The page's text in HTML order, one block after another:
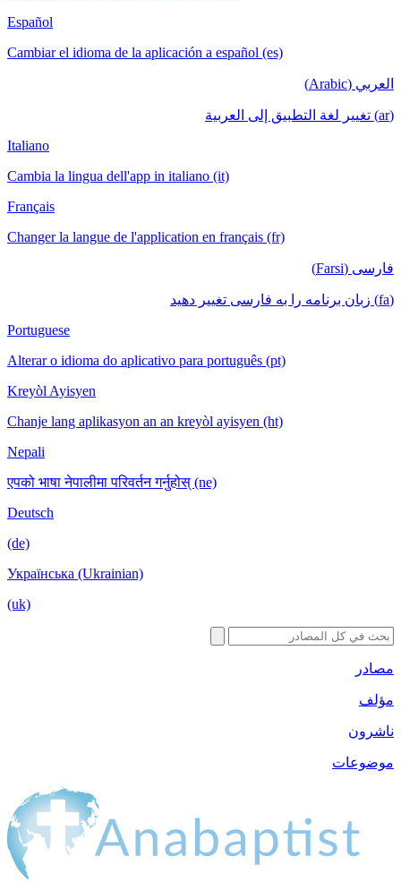
Español
Cambiar el idioma de la aplicación a español (es)
العربي (Arabic)
(ar) تغيير لغة التطبيق إلى العربية
Italiano
Cambia la lingua dell'app in italiano (it)
Français
Changer la langue de l'application en français (fr)
فارسی (Farsi)
(fa) زبان برنامه را به فارسی تغییر دهید
Portuguese
Alterar o idioma do aplicativo para português (pt)
Kreyòl Ayisyen
Chanje lang aplikasyon an an kreyòl ayisyen (ht)
Nepali
एपको भाषा नेपालीमा परिवर्तन गर्नुहोस् (ne)
Deutsch
(de)
Українська (Ukrainian)
(uk)
مصادر
مؤلف
ناشرون
موضوعات